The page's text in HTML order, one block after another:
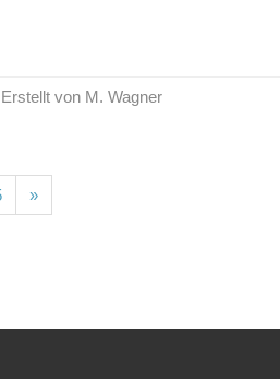
Erstellt von M. Wagner
(current)
»